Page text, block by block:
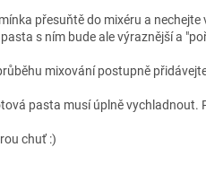
přesuňtě do mixéru a
pasta s ním bude ale výraznější a
mixování postupně
pasta musí úplně vychladnout.
chuť :)